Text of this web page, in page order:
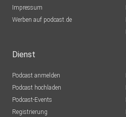
Impressum
Werben auf podcast.de
Dienst
Podcast anmelden
Podcast hochladen
Podcast-Events
Registrierung